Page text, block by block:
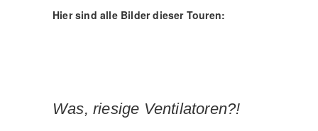
Hier sind alle Bilder dieser Touren:
Was, riesige Ventilatoren?!